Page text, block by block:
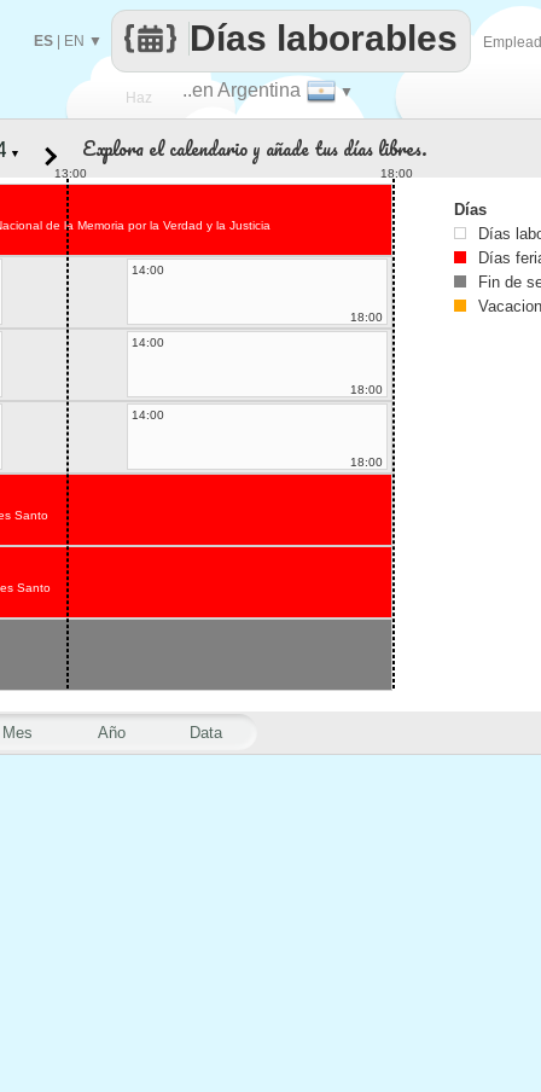
Haz ..en Argentina ▼
Días laborables
ES EN ▼
Mes Año Data
▼ Explora el calendario y añade tus días libres.
13:00 18:00
de la Memoria por la Verdad y la Justicia
14:00
18:00
14:00
18:00
14:00
18:00
Santo
Santo
Días
Días
Días
Fin de